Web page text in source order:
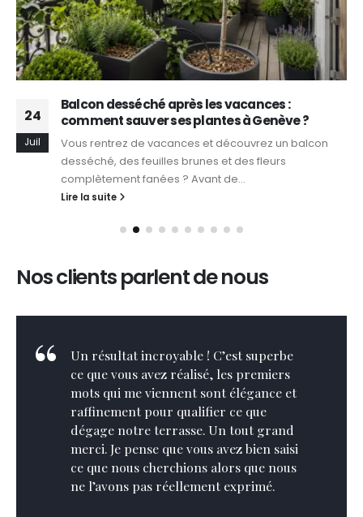
24
Juil
Balcon desséché après les vacances :
comment sauver ses plantes à Genève ?
Vous rentrez de vacances et découvrez un balcon
desséché, des feuilles brunes et des fleurs
complètement fanées ? Avant de...
Lire la suite
Nos clients parlent de nous
Un résultat incroyable ! C’est superbe
ce que vous avez réalisé, les premiers
mots qui me viennent sont élégance et
raffinement pour qualifier ce que
dégage notre terrasse. Un tout grand
merci. Je pense que vous avez bien saisi
ce que nous cherchions alors que nous
ne l’avons pas réellement exprimé.